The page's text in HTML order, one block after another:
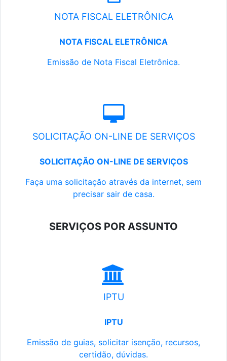
NOTA FISCAL ELETRÔNICA
NOTA FISCAL ELETRÔNICA
Emissão de Nota Fiscal Eletrônica.
SOLICITAÇÃO ON-LINE DE SERVIÇOS
SOLICITAÇÃO ON-LINE DE SERVIÇOS
Faça uma solicitação através da internet, sem
precisar sair de casa.
SERVIÇOS POR ASSUNTO
IPTU
IPTU
Emissão de guias, solicitar isenção, recursos,
certidão, dúvidas.